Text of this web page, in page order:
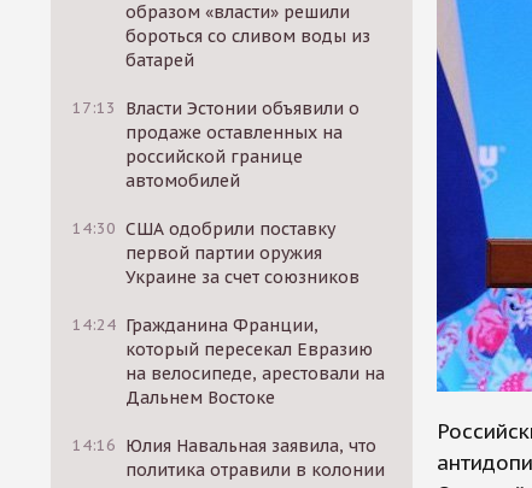
образом «власти» решили
бороться со сливом воды из
батарей
17:13
Власти Эстонии объявили о
продаже оставленных на
российской границе
автомобилей
14:30 США одобрили поставку
первой партии оружия
Украине за счет союзников
14:24 Гражданина Франции,
который пересекал Евразию
на велосипеде, арестовали на
Дальнем Востоке
14:16 Юлия Навальная заявила, что
политика отравили в колонии